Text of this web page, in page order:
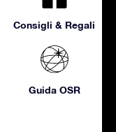
Consigli & Regali
Guida OSR